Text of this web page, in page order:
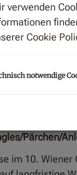
Pärchen/
im 10.
verwenden
Cookie
notwendige